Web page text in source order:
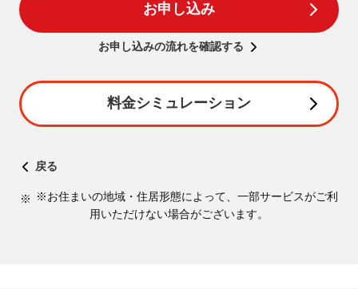
お申し込み
お申し込みの流れを確認する
料金シミュレーション
戻る
※お住まいの地域・住居形態によって、一部サービスがご利
用いただけない場合がございます。